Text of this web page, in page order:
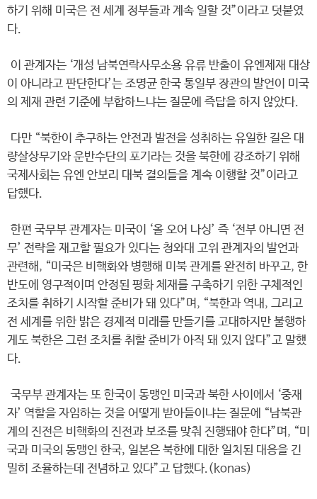
하기 위해 미국은 전 세계 정부들과 계속 일할 것”이라고 덧붙였
다.
이 관계자는 ‘개성 남북연락사무소용 유류 반출이 유엔제재 대상
이 아니라고 판단한다’는 조명균 한국 통일부 장관의 발언이 미국
의 제재 관련 기준에 부합하느냐는 질문에 즉답을 하지 않았다.
다만 “북한이 추구하는 안전과 발전을 성취하는 유일한 길은 대
량살상무기와 운반수단의 포기라는 것을 북한에 강조하기 위해
국제사회는 유엔 안보리 대북 결의들을 계속 이행할 것”이라고
답했다.
한편 국무부 관계자는 미국이 ‘올 오어 나싱’ 즉 ‘전부 아니면 전
무’ 전략을 재고할 필요가 있다는 청와대 고위 관계자의 발언과
관련해, “미국은 비핵화와 병행해 미북 관계를 완전히 바꾸고, 한
반도에 영구적이며 안정된 평화 체재를 구축하기 위한 구체적인
조치를 취하기 시작할 준비가 돼 있다”며, “북한과 역내, 그리고
전 세계를 위한 밝은 경제적 미래를 만들기를 고대하지만 불행하
게도 북한은 그런 조치를 취할 준비가 아직 돼 있지 않다”고 말했
다.
국무부 관계자는 또 한국이 동맹인 미국과 북한 사이에서 ‘중재
자’ 역할을 자임하는 것을 어떻게 받아들이냐는 질문에 “남북관
계의 진전은 비핵화의 진전과 보조를 맞춰 진행돼야 한다”며, “미
국과 미국의 동맹인 한국, 일본은 북한에 대한 일치된 대응을 긴
밀히 조율하는데 전념하고 있다”고 답했다.(konas)